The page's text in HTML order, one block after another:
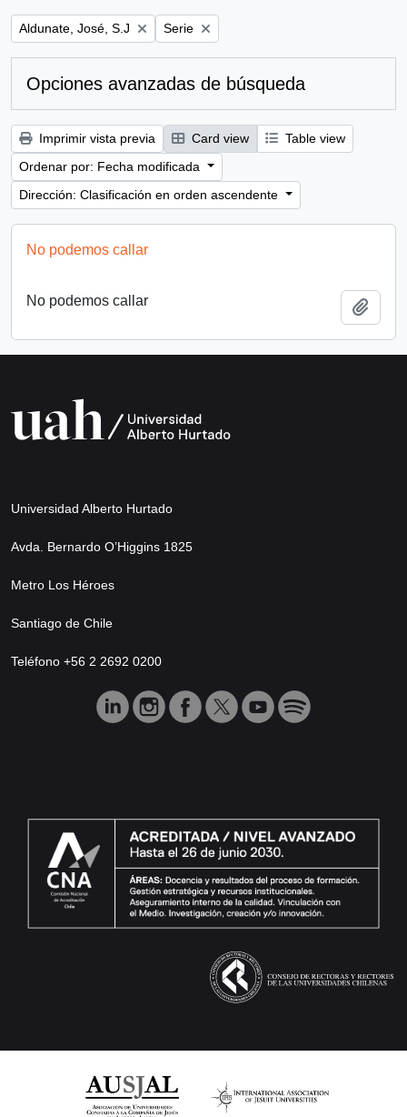
Remove filter:
Aldunate, José, S.J Remove filter:
Serie
Opciones avanzadas de búsqueda
Imprimir vista previa Card view
Table view
Ordenar por: Fecha modificada
Dirección: Clasificación en orden ascendente
No podemos callar
No podemos callar
Universidad Alberto Hurtado
Avda. Bernardo O’Higgins 1825
Metro Los Héroes
Santiago de Chile
Teléfono +56 2 2692 0200